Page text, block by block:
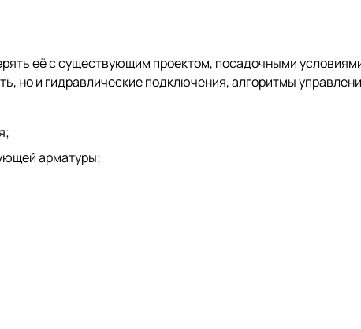
её с существующим проектом, посадочными
но и гидравлические подключения, алгоритмы
арматуры;